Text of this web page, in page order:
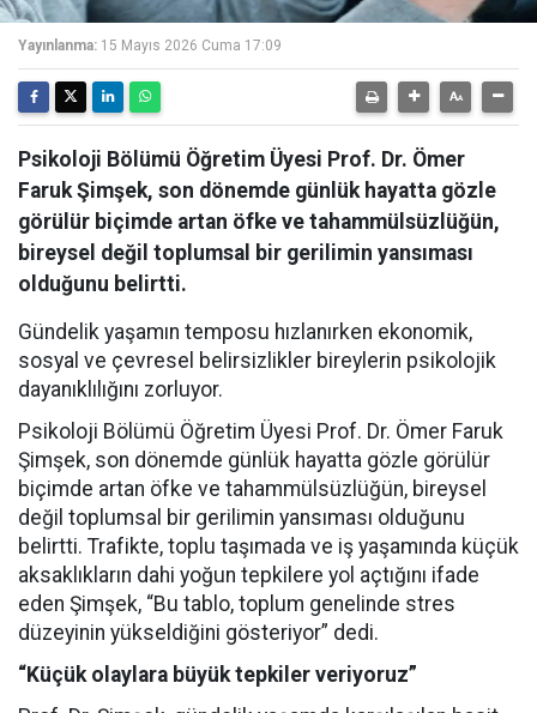
Yayınlanma: 15 Mayıs 2026 Cuma 17:09
Psikoloji Bölümü Öğretim Üyesi Prof. Dr. Ömer
Faruk Şimşek, son dönemde günlük hayatta gözle
görülür biçimde artan öfke ve tahammülsüzlüğün,
bireysel değil toplumsal bir gerilimin yansıması
olduğunu belirtti.
Gündelik yaşamın temposu hızlanırken ekonomik,
sosyal ve çevresel belirsizlikler bireylerin psikolojik
dayanıklılığını zorluyor.
Psikoloji Bölümü Öğretim Üyesi Prof. Dr. Ömer Faruk
Şimşek, son dönemde günlük hayatta gözle görülür
biçimde artan öfke ve tahammülsüzlüğün, bireysel
değil toplumsal bir gerilimin yansıması olduğunu
belirtti. Trafikte, toplu taşımada ve iş yaşamında küçük
aksaklıkların dahi yoğun tepkilere yol açtığını ifade
eden Şimşek, “Bu tablo, toplum genelinde stres
düzeyinin yükseldiğini gösteriyor” dedi.
“Küçük olaylara büyük tepkiler veriyoruz”